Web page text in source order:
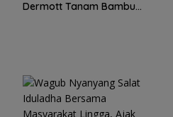
Dermott Tanam Bambu